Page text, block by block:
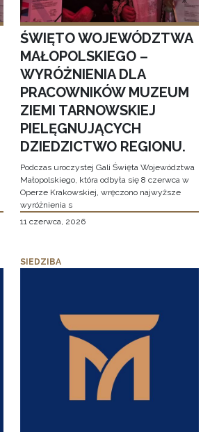
ŚWIĘTO WOJEWÓDZTWA
MAŁOPOLSKIEGO –
WYRÓŻNIENIA DLA
PRACOWNIKÓW MUZEUM
ZIEMI TARNOWSKIEJ
PIELĘGNUJĄCYCH
DZIEDZICTWO REGIONU.
Podczas uroczystej Gali Święta Województwa
Małopolskiego, która odbyła się 8 czerwca w
Operze Krakowskiej, wręczono najwyższe
wyróżnienia s
11 czerwca, 2026
SIEDZIBA